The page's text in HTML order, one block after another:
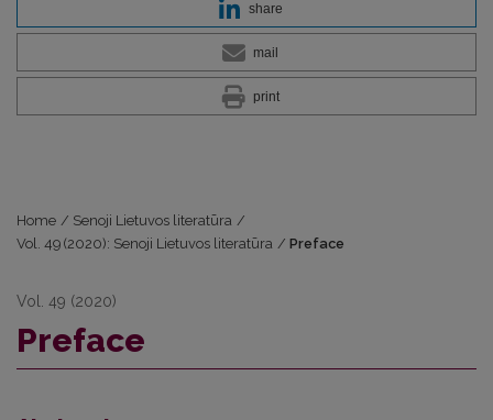
share
mail
print
Home / Senoji Lietuvos literatūra /
Vol. 49 (2020): Senoji Lietuvos literatūra / Preface
Vol. 49 (2020)
Preface